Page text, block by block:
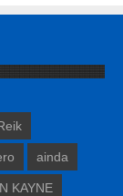
ainda
KAYNE